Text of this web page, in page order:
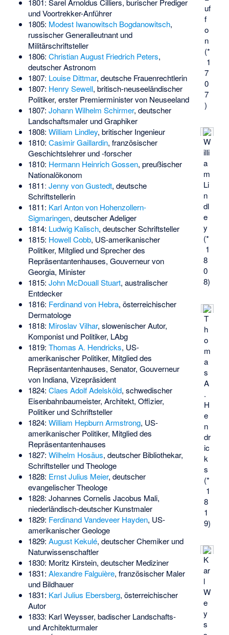
uf
f
o
n
(*
1
7
0
7
)
W
illi
a
m
Li
n
dl
e
y
(*
1
8
0
8)
T
h
o
m
a
s
A
.
H
e
n
dr
ic
k
s
(*
1
8
1
9)
K
ar
l
W
e
y
s
1801: Sarel Arnoldus Cilliers, burischer Prediger
und Voortrekker-Anführer
1805: Modest Iwanowitsch Bogdanowitsch,
russischer Generalleutnant und
Militärschriftsteller
1806: Christian August Friedrich Peters,
deutscher Astronom
1807ː Louise Dittmar, deutsche Frauenrechtlerin
1807: Henry Sewell, britisch-neuseeländischer
Politiker, erster Premierminister von Neuseeland
1807: Johann Wilhelm Schirmer, deutscher
Landschaftsmaler und Graphiker
1808: William Lindley, britischer Ingenieur
1810: Casimir Gaillardin, französischer
Geschichtslehrer und -forscher
1810: Hermann Heinrich Gossen, preußischer
Nationalökonom
1811ː Jenny von Gustedt, deutsche
Schriftstellerin
1811: Karl Anton von Hohenzollern-
Sigmaringen, deutscher Adeliger
1814: Ludwig Kalisch, deutscher Schriftsteller
1815: Howell Cobb, US-amerikanischer
Politiker, Mitglied und Sprecher des
Repräsentantenhauses, Gouverneur von
Georgia, Minister
1815: John McDouall Stuart, australischer
Entdecker
1816: Ferdinand von Hebra, österreichischer
Dermatologe
1818: Miroslav Vilhar, slowenischer Autor,
Komponist und Politiker, LAbg
1819: Thomas A. Hendricks, US-
amerikanischer Politiker, Mitglied des
Repräsentantenhauses, Senator, Gouverneur
von Indiana, Vizepräsident
1824: Claes Adolf Adelsköld, schwedischer
Eisenbahnbaumeister, Architekt, Offizier,
Politiker und Schriftsteller
1824: William Hepburn Armstrong, US-
amerikanischer Politiker, Mitglied des
Repräsentantenhauses
1827: Wilhelm Hosäus, deutscher Bibliothekar,
Schriftsteller und Theologe
1828: Ernst Julius Meier, deutscher
evangelischer Theologe
1828: Johannes Cornelis Jacobus Mali,
niederländisch-deutscher Kunstmaler
1829: Ferdinand Vandeveer Hayden, US-
amerikanischer Geologe
1829: August Kekulé, deutscher Chemiker und
Naturwissenschaftler
1830: Moritz Kirstein, deutscher Mediziner
1831: Alexandre Falguière, französischer Maler
und Bildhauer
1831: Karl Julius Ebersberg, österreichischer
Autor
1833: Karl Weysser, badischer Landschafts-
und Architekturmaler